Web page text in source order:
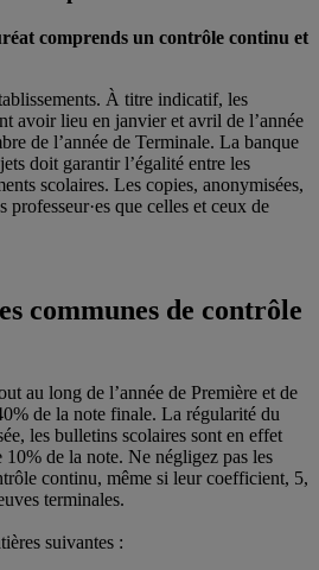
comprends un contrôle continu et
À titre indicatif, les
avoir lieu en janvier et avril de l’année
de l’année de Terminale. La banque
doit garantir l’égalité entre les
scolaires. Les copies, anonymisées,
professeur·es que celles et ceux de
communes de contrôle
au long de l’année de Première et de
de la note finale. La régularité du
les bulletins scolaires sont en effet
10% de la note. Ne négligez pas les
continu, même si leur coefficient, 5,
terminales.
suivantes :